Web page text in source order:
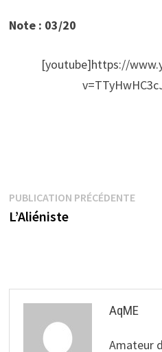
Note : 03/20
[youtube]https://
Navigation
de
PUBLICATION PRÉCÉDENTE
L’Aliéniste
AqME
Amateur